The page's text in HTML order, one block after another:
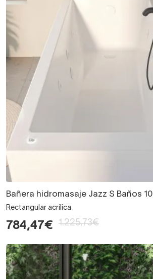
Bañera hidromasaje Jazz S Baños 10
Rectangular acrílica
784,47€ 1.225,73€